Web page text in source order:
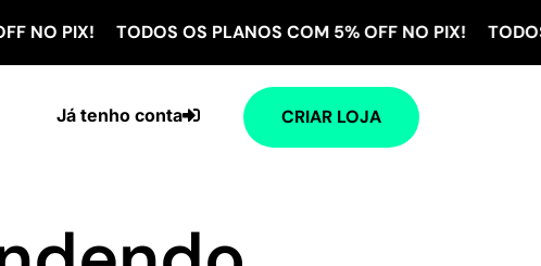
TODOS OS PLANOS COM 5% OFF NO PIX! TODOS OS
CRIAR LOJA
Já tenho conta